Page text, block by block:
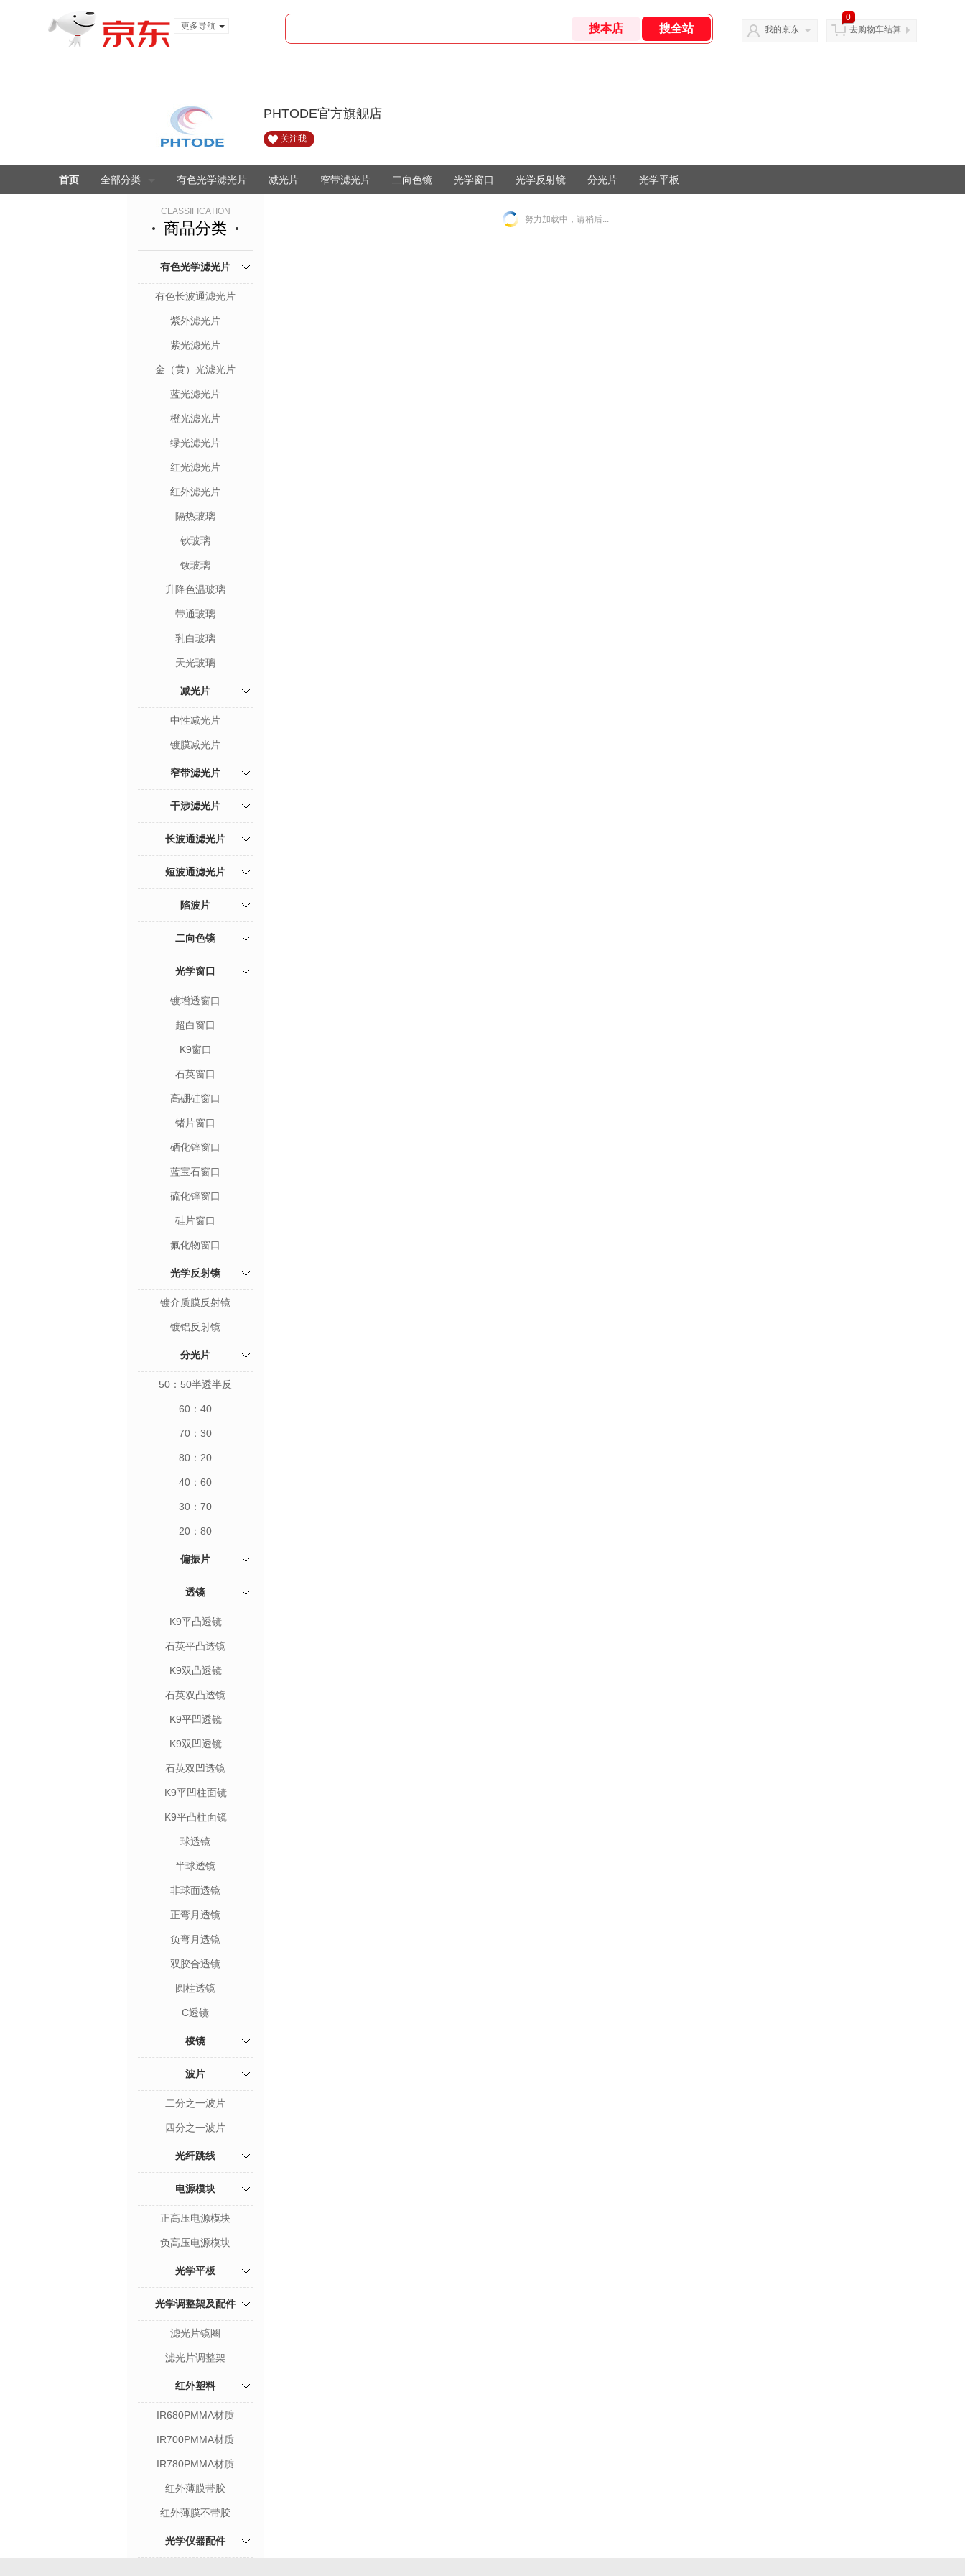
更多导航
我的京东
0
去购物车结算
PHTODE官方旗舰店
关注我
首页 全部分类 有色光学滤光片 减光片 窄带滤光片 二向色镜 光学窗口 光学反射镜 分光片 光学平板
CLASSIFICATION
商品分类
有色光学滤光片
有色长波通滤光片
紫外滤光片
紫光滤光片
金（黄）光滤光片
蓝光滤光片
橙光滤光片
绿光滤光片
红光滤光片
红外滤光片
隔热玻璃
钬玻璃
钕玻璃
升降色温玻璃
带通玻璃
乳白玻璃
天光玻璃
减光片
中性减光片
镀膜减光片
窄带滤光片
干涉滤光片
长波通滤光片
短波通滤光片
陷波片
二向色镜
光学窗口
镀增透窗口
超白窗口
K9窗口
石英窗口
高硼硅窗口
锗片窗口
硒化锌窗口
蓝宝石窗口
硫化锌窗口
硅片窗口
氟化物窗口
光学反射镜
镀介质膜反射镜
镀铝反射镜
分光片
50：50半透半反
60：40
70：30
80：20
40：60
30：70
20：80
偏振片
透镜
K9平凸透镜
石英平凸透镜
K9双凸透镜
石英双凸透镜
K9平凹透镜
K9双凹透镜
石英双凹透镜
K9平凹柱面镜
K9平凸柱面镜
球透镜
半球透镜
非球面透镜
正弯月透镜
负弯月透镜
双胶合透镜
圆柱透镜
C透镜
棱镜
波片
二分之一波片
四分之一波片
光纤跳线
电源模块
正高压电源模块
负高压电源模块
光学平板
光学调整架及配件
滤光片镜圈
滤光片调整架
红外塑料
IR680PMMA材质
IR700PMMA材质
IR780PMMA材质
红外薄膜带胶
红外薄膜不带胶
光学仪器配件
努力加载中，请稍后...